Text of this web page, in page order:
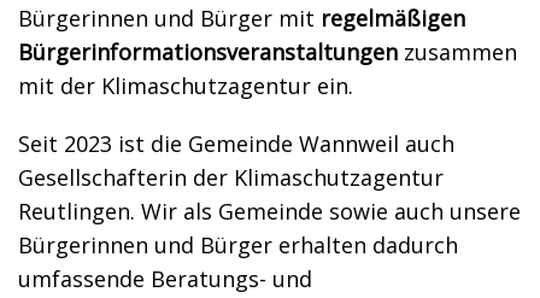
Bürgerinnen und Bürger mit regelmäßigen
Bürgerinformationsveranstaltungen zusammen
mit der Klimaschutzagentur ein.
Seit 2023 ist die Gemeinde Wannweil auch
Gesellschafterin der Klimaschutzagentur
Reutlingen. Wir als Gemeinde sowie auch unsere
Bürgerinnen und Bürger erhalten dadurch
umfassende Beratungs- und